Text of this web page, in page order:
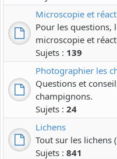
Microscopie et
Pour les questions,
microscopie et
Sujets : 139
Photographier les
Questions et
champignons.
Sujets : 24
Lichens
Tout sur les lichens
Sujets : 841